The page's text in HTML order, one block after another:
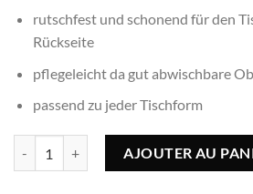
rutschfest und schonend für den
Rückseite
pflegeleicht da gut abwischbare
passend zu jeder Tischform
AJOUTER AU